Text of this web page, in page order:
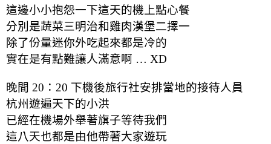
這邊小小抱怨一下這天的機上點心餐
分別是蔬菜三明治和雞肉漢堡二擇一
除了份量迷你外吃起來都是冷的
實在是有點難讓人滿意啊 … XD
晚間 20：20 下機後旅行社安排當地的接待人員
杭州遊遍天下的小洪
已經在機場外舉著旗子等待我們
這八天也都是由他帶著大家遊玩